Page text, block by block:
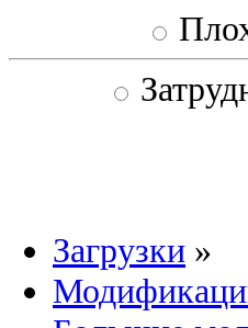
Загрузки »